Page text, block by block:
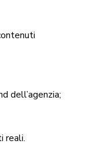
dell’agenzia;
reali.